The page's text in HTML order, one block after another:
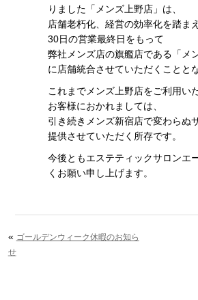
りました「メンズ上野店」は、
店舗老朽化、経営の効率化を踏ま
30日の営業最終日をもって
弊社メンズ店の旗艦店である「メ
に店舗統合させていただくことと
これまでメンズ上野店をご利用い
お客様におかれましては、
引き続きメンズ新宿店で変わらぬ
提供させていただく所存です。
今後ともエステティックサロンエ
くお願い申し上げます。
« ゴールデンウィーク休暇のお知ら
せ